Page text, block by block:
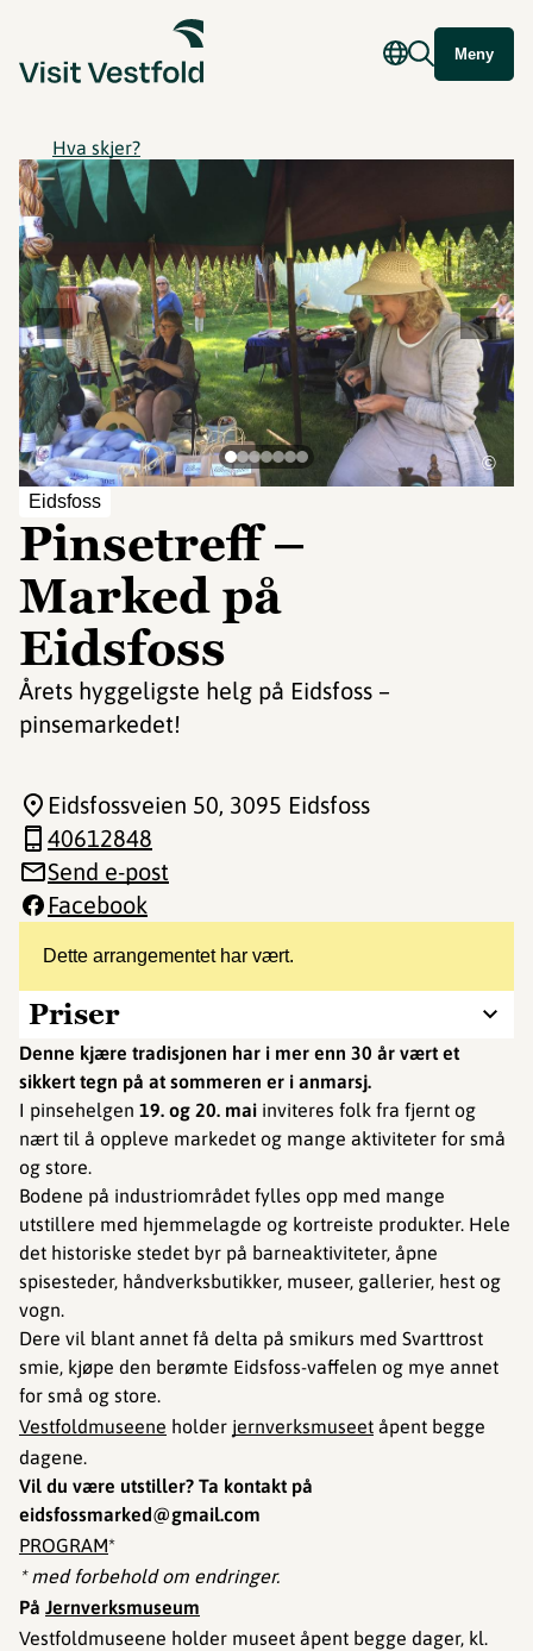
Meny
Hva skjer?
Eidsfoss
Pinsetreff –
Marked på
Eidsfoss
Årets hyggeligste helg på Eidsfoss –
pinsemarkedet!
©
Dette arrangementet har vært.
Priser
Denne kjære tradisjonen har i mer enn 30 år vært et
sikkert tegn på at sommeren er i anmarsj.
I pinsehelgen 19. og 20. mai inviteres folk fra fjernt og
nært til å oppleve markedet og mange aktiviteter for små
og store.
Bodene på industriområdet fylles opp med mange
utstillere med hjemmelagde og kortreiste produkter. Hele
det historiske stedet byr på barneaktiviteter, åpne
spisesteder, håndverksbutikker, museer, gallerier, hest og
vogn.
Dere vil blant annet få delta på smikurs med Svarttrost
smie, kjøpe den berømte Eidsfoss-vaffelen og mye annet
for små og store.
Vestfoldmuseene holder jernverksmuseet åpent begge
dagene.
Vil du være utstiller? Ta kontakt på
eidsfossmarked@gmail.com
PROGRAM*
* med forbehold om endringer.
På Jernverksmuseum
Vestfoldmuseene holder museet åpent begge dager, kl.
Eidsfossveien 50, 3095 Eidsfoss
40612848
Send e-post
Facebook